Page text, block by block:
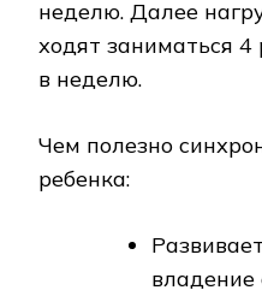
неделю. Далее
ходят заниматься 4
в неделю.
Чем полезно
ребенка:
владение